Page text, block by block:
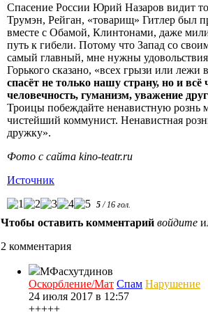
Спасение России Юрий Назаров видит
Трумэн, Рейган, «товарищ» Гитлер был
вместе с Обамой, Клинтонами, даже
путь к гибели. Потому что Запад со
самый главный, мне нужны
Горького сказано, «всех грызи или лежи
спасёт не только нашу страну, но и
человечность, гуманизм, уважение
Троицы побеждайте ненавистную
чистейший коммунист. Ненавистная
дружку».
Фото с сайта kino-teatr.ru
Источник
5/16 гол.
Чтобы оставить комментарий войдите
2 комментария
МФасхутдинов
Оскорбление/Мат Спам Нарушение
24 июля 2017 в 12:57
+++++